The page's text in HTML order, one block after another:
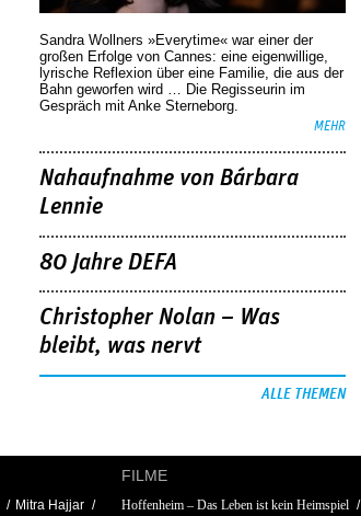
Sandra Wollners »Everytime« war einer der
großen Erfolge von Cannes: eine eigenwillige,
lyrische Reflexion über eine ­Familie, die aus der
Bahn geworfen wird … Die Regisseurin im
Gespräch mit Anke Sterneborg.
MEHR
Nahaufnahme von Bárbara
Lennie
80 Jahre DEFA
Christopher Nolan – Was
bleibt, was nervt
ALLE THEMEN
Mitra Hajjar
FILME
Hoffenheim – Das Leben ist kein Heimspiel